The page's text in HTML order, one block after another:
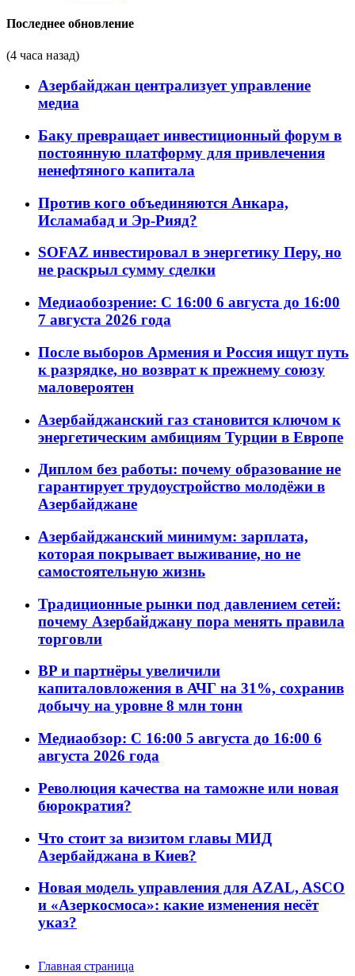
Последнее обновление
(4 часа назад)
Азербайджан централизует управление
медиа
Баку превращает инвестиционный форум в
постоянную платформу для привлечения
ненефтяного капитала
Против кого объединяются Анкара,
Исламабад и Эр-Рияд?
SOFAZ инвестировал в энергетику Перу, но
не раскрыл сумму сделки
Медиаобозрение: С 16:00 6 августа до 16:00
7 августа 2026 года
После выборов Армения и Россия ищут путь
к разрядке, но возврат к прежнему союзу
маловероятен
Азербайджанский газ становится ключом к
энергетическим амбициям Турции в Европе
Диплом без работы: почему образование не
гарантирует трудоустройство молодёжи в
Азербайджане
Азербайджанский минимум: зарплата,
которая покрывает выживание, но не
самостоятельную жизнь
Традиционные рынки под давлением сетей:
почему Азербайджану пора менять правила
торговли
BP и партнёры увеличили
капиталовложения в АЧГ на 31%, сохранив
добычу на уровне 8 млн тонн
Медиаобзор: С 16:00 5 августа до 16:00 6
августа 2026 года
Революция качества на таможне или новая
бюрократия?
Что стоит за визитом главы МИД
Азербайджана в Киев?
Новая модель управления для AZAL, ASCO
и «Азеркосмоса»: какие изменения несёт
указ?
Главная страница